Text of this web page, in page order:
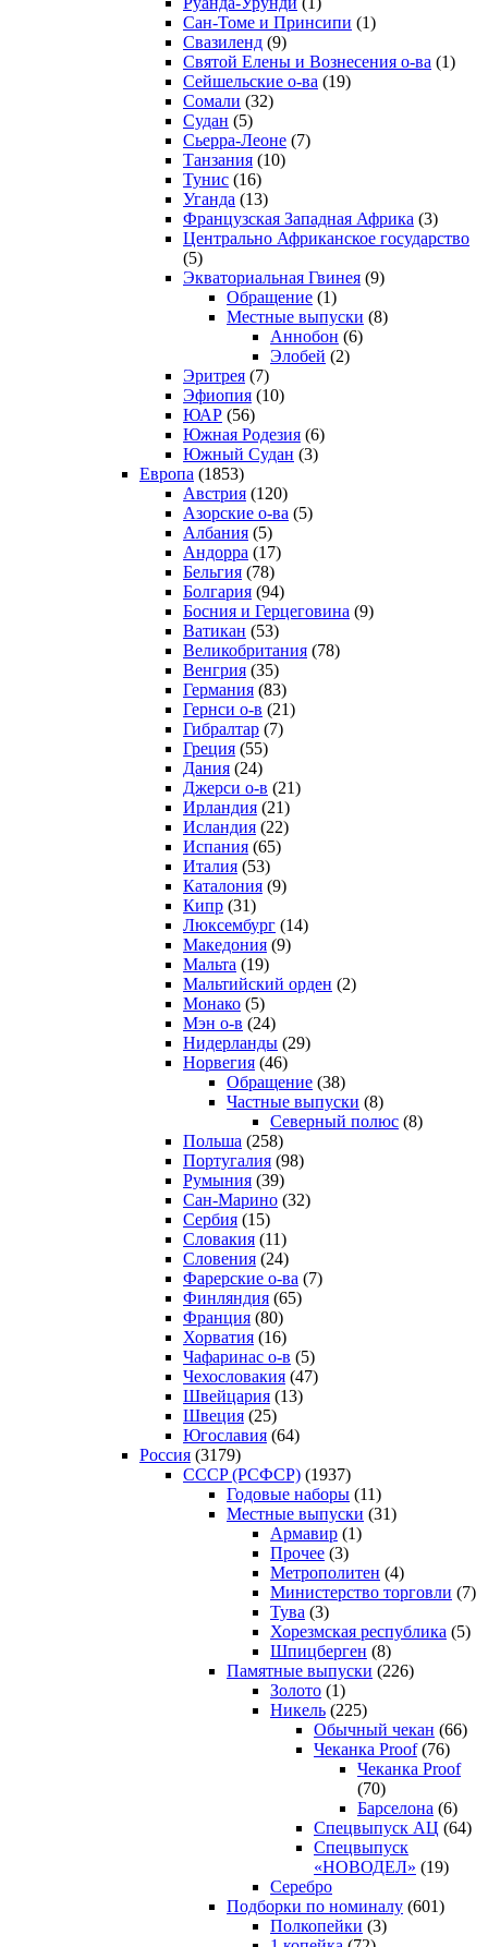
Сан-Томе и Принсипи (1)
Свазиленд (9)
Святой Елены и Вознесения о-ва (1)
Сейшельские о-ва (19)
Сомали (32)
Судан (5)
Сьерра-Леоне (7)
Танзания (10)
Тунис (16)
Уганда (13)
Французская Западная Африка (3)
Центрально Африканское государство
(5)
Экваториальная Гвинея (9)
Обращение (1)
Местные выпуски (8)
Аннобон (6)
Элобей (2)
Эритрея (7)
Эфиопия (10)
ЮАР (56)
Южная Родезия (6)
Южный Судан (3)
Европа (1853)
Австрия (120)
Азорские о-ва (5)
Албания (5)
Андорра (17)
Бельгия (78)
Болгария (94)
Босния и Герцеговина (9)
Ватикан (53)
Великобритания (78)
Венгрия (35)
Германия (83)
Гернси о-в (21)
Гибралтар (7)
Греция (55)
Дания (24)
Джерси о-в (21)
Ирландия (21)
Исландия (22)
Испания (65)
Италия (53)
Каталония (9)
Кипр (31)
Люксембург (14)
Македония (9)
Мальта (19)
Мальтийский орден (2)
Монако (5)
Мэн о-в (24)
Нидерланды (29)
Норвегия (46)
Обращение (38)
Частные выпуски (8)
Северный полюс (8)
Польша (258)
Португалия (98)
Румыния (39)
Сан-Марино (32)
Сербия (15)
Словакия (11)
Словения (24)
Фарерские о-ва (7)
Финляндия (65)
Франция (80)
Хорватия (16)
Чафаринас о-в (5)
Чехословакия (47)
Швейцария (13)
Швеция (25)
Югославия (64)
Россия (3179)
CCCP (РСФСР) (1937)
Годовые наборы (11)
Местные выпуски (31)
Армавир (1)
Прочее (3)
Метрополитен (4)
Министерство торговли (7)
Тува (3)
Хорезмская республика (5)
Шпицберген (8)
Памятные выпуски (226)
Золото (1)
Никель (225)
Обычный чекан (66)
Чеканка Proof(76)
Чеканка Proof
(70)
Барселона (6)
Спецвыпуск АЦ (64)
Спецвыпуск
«НОВОДЕЛ» (19)
Серебро
Подборки по номиналу (601)
Полкопейки (3)